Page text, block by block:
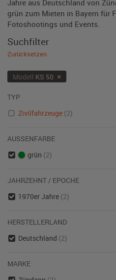
Jahre aus Deutschland von
grün zum Mieten in Bayern für
Fotoshootings und Events.
Suchfilter
Zurücksetzen
Modell KS 50 ×
TYP
Zivilfahrzeuge (2)
AUSSENFARBE
grün (2)
JAHRZEHNT / EPOCHE
1970er Jahre (2)
HERSTELLERLAND
Deutschland (2)
MARKE